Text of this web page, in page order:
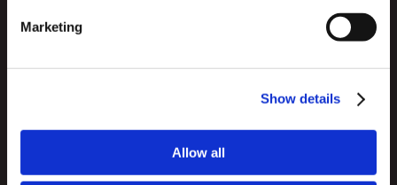
Marketing
Show details
Allow all
Importeure und Wichtigste Fachhändler